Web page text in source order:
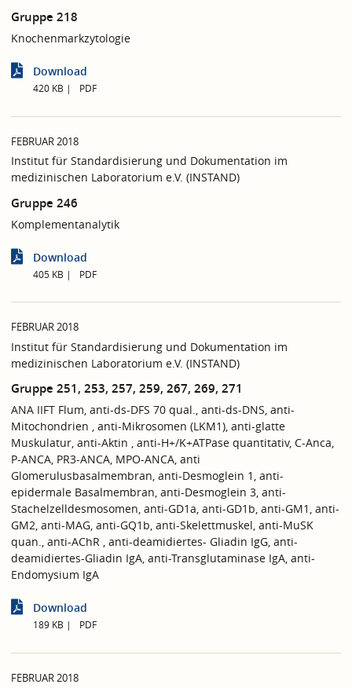
Gruppe 218
Knochenmarkzytologie
Download
420 KB PDF
FEBRUAR 2018
Institut für Standardisierung und Dokumentation im
medizinischen Laboratorium e.V. (INSTAND)
Gruppe 246
Komplementanalytik
Download
405 KB PDF
FEBRUAR 2018
Institut für Standardisierung und Dokumentation im
medizinischen Laboratorium e.V. (INSTAND)
Gruppe 251, 253, 257, 259, 267, 269, 271
ANA IIFT Flum, anti-ds-DFS 70 qual., anti-ds-DNS, anti-
Mitochondrien , anti-Mikrosomen (LKM1), anti-glatte
Muskulatur, anti-Aktin , anti-H+/K+ATPase quantitativ, C-Anca,
P-ANCA, PR3-ANCA, MPO-ANCA, anti
Glomerulusbasalmembran, anti-Desmoglein 1, anti-
epidermale Basalmembran, anti-Desmoglein 3, anti-
Stachelzelldesmosomen, anti-GD1a, anti-GD1b, anti-GM1, anti-
GM2, anti-MAG, anti-GQ1b, anti-Skelettmuskel, anti-MuSK
quan., anti-AChR , anti-deamidiertes- Gliadin IgG, anti-
deamidiertes-Gliadin IgA, anti-Transglutaminase IgA, anti-
Endomysium IgA
Download
189 KB PDF
FEBRUAR 2018